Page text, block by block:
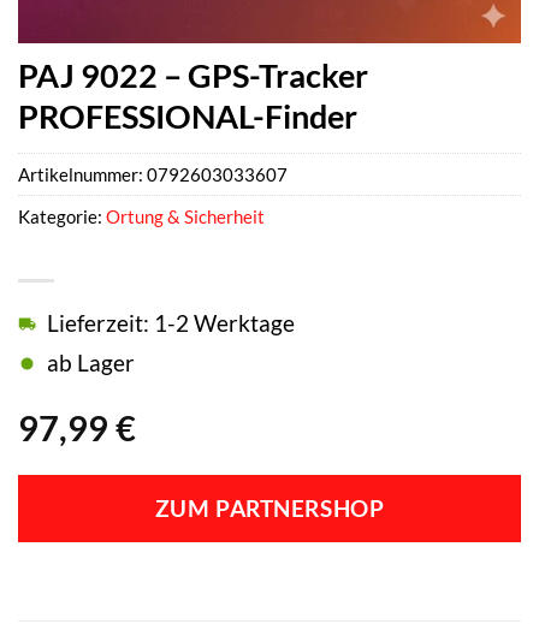
PAJ 9022 – GPS-Tracker
PROFESSIONAL-Finder
97,99 €
Lieferzeit: 1-2 Werktage
ab Lager
ZUM PARTNERSHOP
Artikelnummer: 0792603033607
Kategorie: Ortung & Sicherheit